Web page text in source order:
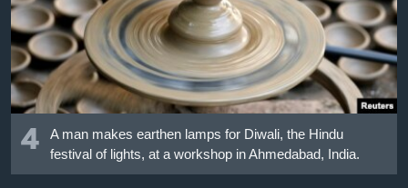
4
A man makes earthen lamps for Diwali, the Hindu
festival of lights, at a workshop in Ahmedabad, India.